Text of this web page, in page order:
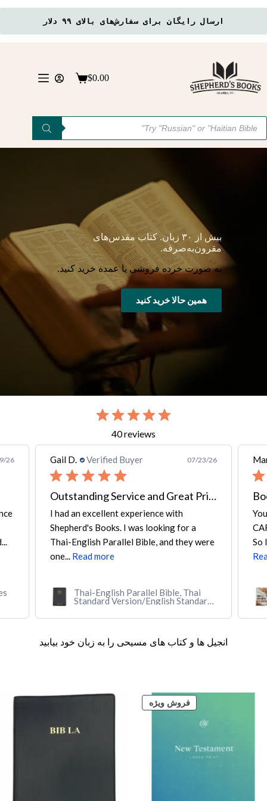
ارسال رایگان برای سفارش‌های بالای ۹۹ دلار
سبد$0.00
Products
search
بیش از ۳۰ زبان. کتاب مقدس‌های
مقرون‌به‌صرفه.
به صورت خرده فروشی یا عمده خرید کنید.
همین حالا خرید کنید
slide 2 out of 7. Review by Gail D. on 07/23/26 for product Thai-
40 reviews
26 Gail D. Verified Buyer 07/23/26
Outstanding Service and Great Price
I had an excellent experience with
Shepherd's Books. I was looking for a
Thai-English Parallel Bible, and they were
one... Read more
Thai-English Parallel Bible, Thai
Standard Version/English Standard
So
انجیل ها و کتاب های مسیحی را به زبان خود بیابید
فروش ویژه
تخفیف